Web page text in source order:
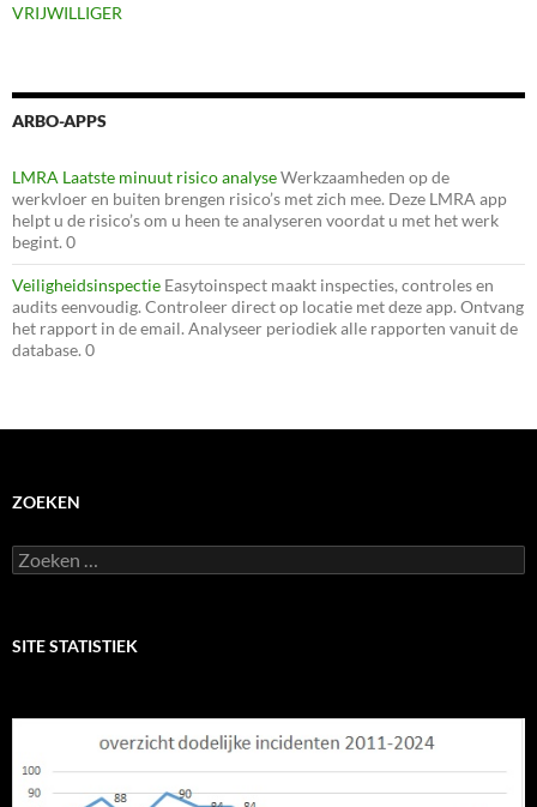
VRIJWILLIGER
ARBO-APPS
LMRA Laatste minuut risico analyseWerkzaamheden op de
werkvloer en buiten brengen risico’s met zich mee. Deze LMRA app
helpt u de risico’s om u heen te analyseren voordat u met het werk
begint. 0
Veiligheidsinspectie Easytoinspect maakt inspecties, controles en
audits eenvoudig. Controleer direct op locatie met deze app. Ontvang
het rapport in de email. Analyseer periodiek alle rapporten vanuit de
database. 0
ZOEKEN
Zoeken
naar:
SITE STATISTIEK